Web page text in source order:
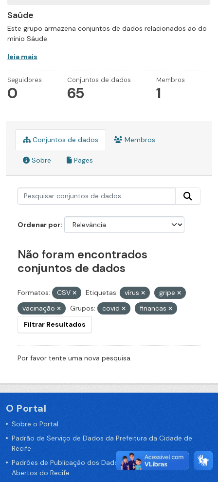
Saúde
Este grupo armazena conjuntos de dados relacionados ao do
mínio Sáude.
leia mais
Seguidores
0
Conjuntos de dados
65
Membros
1
Conjuntos de dados Membros
Sobre Pages
Ordenar por
Não foram encontrados
conjuntos de dados
Formatos: CSV Etiquetas: vírus
gripe
vacinação
Grupos: covid
financas
Filtrar Resultados
Por favor tente uma nova pesquisa.
O Portal
Sobre o Portal
Padrão de Serviço de Dados da Prefeitura da Cidade de
Recife
Padrões de Publicação dos Dados no Portal de Dados
Abertos do Recife